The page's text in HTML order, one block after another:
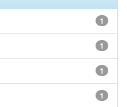
1
1
1
1